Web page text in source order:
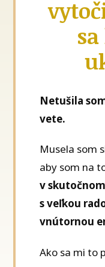
Netušila
vete.
Musela som
aby som na
v
s veľkou
vnútornou
Ako sa mi to